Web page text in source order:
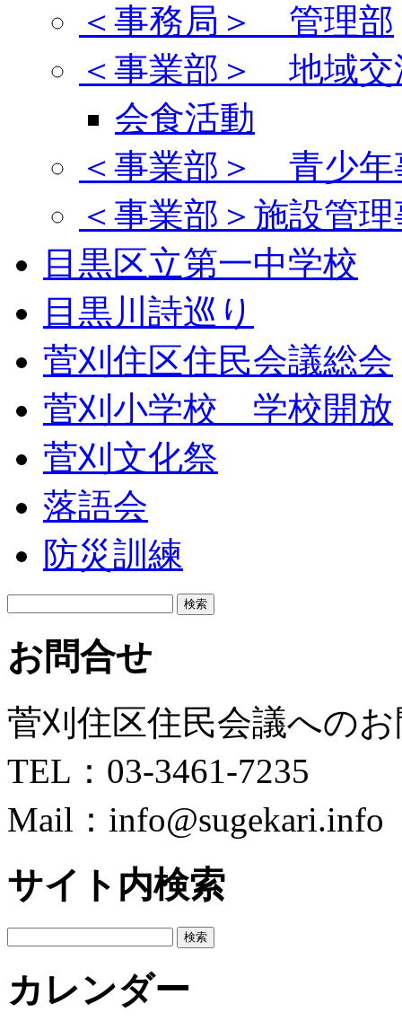
＜事務局＞ 管理部
＜事業部＞ 地域交
会食活動
＜事業部＞ 青少年
＜事業部＞施設管
目黒区立第一中学校
目黒川詩巡り
菅刈住区住民会議総会
菅刈小学校 学校開放
菅刈文化祭
落語会
防災訓練
お問合せ
菅刈住区住民会議への
TEL：03-3461-7235
Mail：info@sugekari.info
サイト内検索
カレンダー